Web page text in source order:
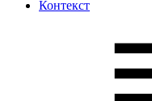
Контекст